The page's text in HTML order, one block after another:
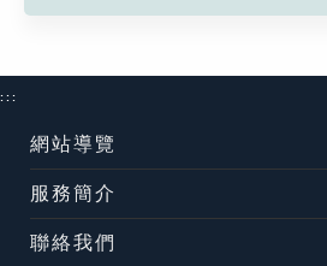
:::
網站導覽
服務簡介
聯絡我們